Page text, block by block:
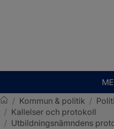
Sotenäs kommun
/ Kommun & politik /
/ Kallelser och protokoll
/ Utbildningsnämndens